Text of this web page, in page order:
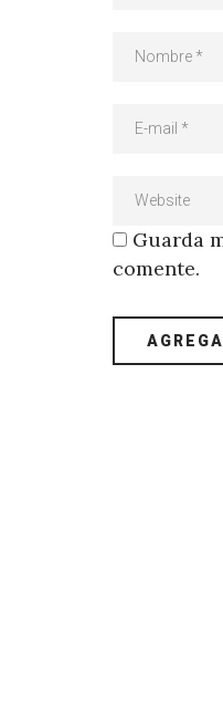
Guarda
comente.